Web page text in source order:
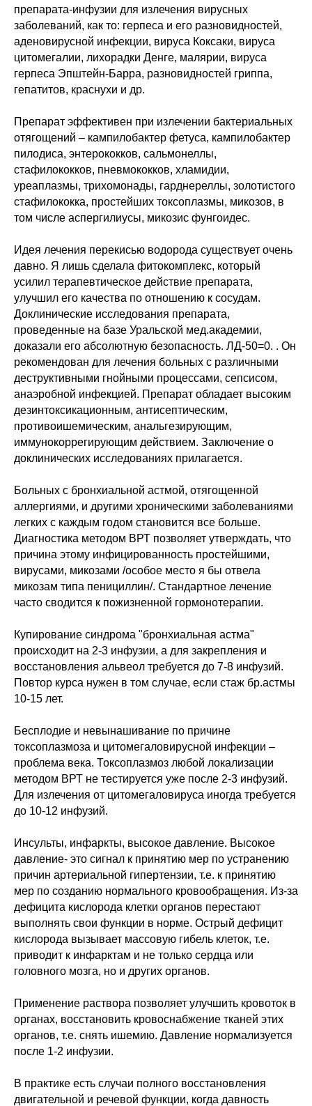
препарата-инфузии для излечения вирусных
заболеваний, как то: герпеса и его разновидностей,
аденовирусной инфекции, вируса Коксаки, вируса
цитомегалии, лихорадки Денге, малярии, вируса
герпеса Эпштейн-Барра, разновидностей гриппа,
гепатитов, краснухи и др.
Препарат эффективен при излечении бактериальных
отягощений – кампилобактер фетуса, кампилобактер
пилодиса, энтерококков, сальмонеллы,
стафилококков, пневмококков, хламидии,
уреаплазмы, трихомонады, гарднереллы, золотистого
стафилококка, простейших токсоплазмы, микозов, в
том числе аспергилиусы, микозис фунгоидес.
Идея лечения перекисью водорода существует очень
давно. Я лишь сделала фитокомплекс, который
усилил терапевтическое действие препарата,
улучшил его качества по отношению к сосудам.
Доклинические исследования препарата,
проведенные на базе Уральской мед.академии,
доказали его абсолютную безопасность. ЛД-50=0. . Он
рекомендован для лечения больных с различными
деструктивными гнойными процессами, сепсисом,
анаэробной инфекцией. Препарат обладает высоким
дезинтоксикационным, антисептическим,
противоишемическим, анальгезирующим,
иммунокоррегирующим действием. Заключение о
доклинических исследованиях прилагается.
Больных с бронхиальной астмой, отягощенной
аллергиями, и другими хроническими заболеваниями
легких с каждым годом становится все больше.
Диагностика методом ВРТ позволяет утверждать, что
причина этому инфицированность простейшими,
вирусами, микозами /особое место я бы отвела
микозам типа пенициллин/. Стандартное лечение
часто сводится к пожизненной гормонотерапии.
Купирование синдрома "бронхиальная астма"
происходит на 2-3 инфузии, а для закрепления и
восстановления альвеол требуется до 7-8 инфузий.
Повтор курса нужен в том случае, если стаж бр.астмы
10-15 лет.
Бесплодие и невынашивание по причине
токсоплазмоза и цитомегаловирусной инфекции –
проблема века. Токсоплазмоз любой локализации
методом ВРТ не тестируется уже после 2-3 инфузий.
Для излечения от цитомегаловируса иногда требуется
до 10-12 инфузий.
Инсульты, инфаркты, высокое давление. Высокое
давление- это сигнал к принятию мер по устранению
причин артериальной гипертензии, т.е. к принятию
мер по созданию нормального кровообращения. Из-за
дефицита кислорода клетки органов перестают
выполнять свои функции в норме. Острый дефицит
кислорода вызывает массовую гибель клеток, т.е.
приводит к инфарктам и не только сердца или
головного мозга, но и других органов.
Применение раствора позволяет улучшить кровоток в
органах, восстановить кровоснабжение тканей этих
органов, т.е. снять ишемию. Давление нормализуется
после 1-2 инфузии.
В практике есть случаи полного восстановления
двигательной и речевой функции, когда давность